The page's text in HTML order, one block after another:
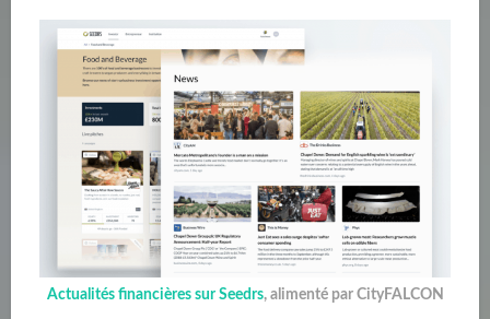
Actualités financières sur Seedrs, alimenté par CityFALCON